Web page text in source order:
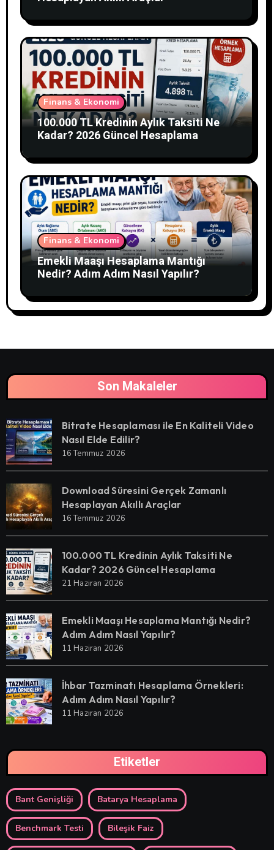
Finans & Ekonomi
100.000 TL Kredinin Aylık Taksiti Ne
Kadar? 2026 Güncel Hesaplama
Finans & Ekonomi
Emekli Maaşı Hesaplama Mantığı
Nedir? Adım Adım Nasıl Yapılır?
Son Makaleler
Bitrate Hesaplaması ile En Kaliteli Video
Nasıl Elde Edilir?
16 Temmuz 2026
Download Süresini Gerçek Zamanlı
Hesaplayan Akıllı Araçlar
16 Temmuz 2026
100.000 TL Kredinin Aylık Taksiti Ne
Kadar? 2026 Güncel Hesaplama
21 Haziran 2026
Emekli Maaşı Hesaplama Mantığı Nedir?
Adım Adım Nasıl Yapılır?
11 Haziran 2026
İhbar Tazminatı Hesaplama Örnekleri:
Adım Adım Nasıl Yapılır?
11 Haziran 2026
Etiketler
Bant Genişliği Batarya Hesaplama
Benchmark Testi Bileşik Faiz